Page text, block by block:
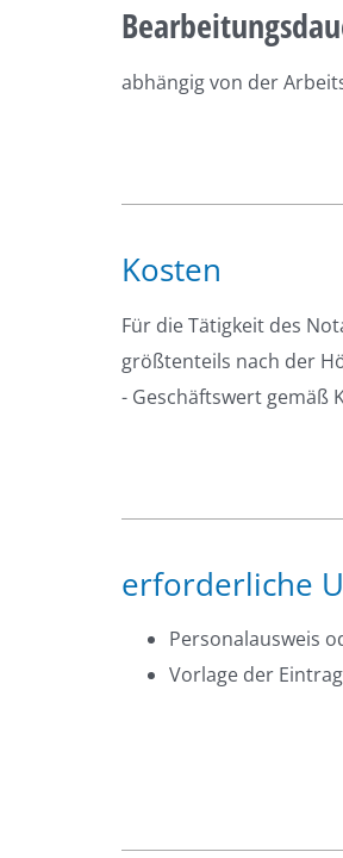
abhängig von der
Kosten
Für die Tätigkeit des
größtenteils nach der
- Geschäftswert gemäß
erforderliche
Personalausweis
Vorlage der